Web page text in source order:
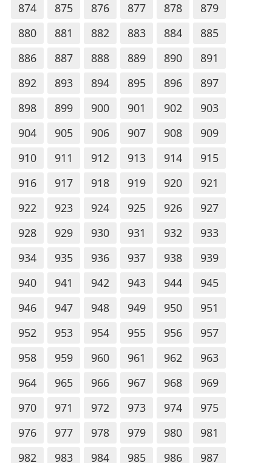
874
875 876 877 878
879
880
881 882 883 884
885
886
887 888 889 890
891
892
893 894 895 896
897
898
899 900 901 902
903
904
905 906 907 908
909
910
911 912 913 914
915
916
917 918 919 920
921
922
923 924 925 926
927
928
929 930 931 932
933
934
935 936 937 938
939
940
941 942 943 944
945
946
947 948 949 950
951
952
953 954 955 956
957
958
959 960 961 962
963
964
965 966 967 968
969
970
971 972 973 974
975
976
977 978 979 980
981
982
983 984 985 986 987